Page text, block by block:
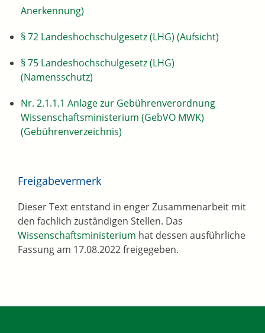
Anerkennung)
§ 72 Landeshochschulgesetz (LHG) (Aufsicht)
§ 75 Landeshochschulgesetz (LHG)
(Namensschutz)
Nr. 2.1.1.1 Anlage zur Gebührenverordnung
Wissenschaftsministerium (GebVO MWK)
(Gebührenverzeichnis)
Freigabevermerk
Dieser Text entstand in enger Zusammenarbeit mit
den fachlich zuständigen Stellen. Das
Wissenschaftsministerium hat dessen ausführliche
Fassung am 17.08.2022 freigegeben.